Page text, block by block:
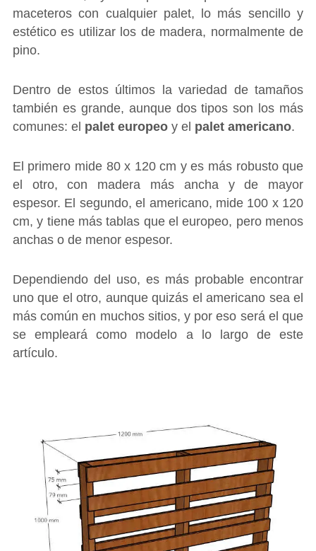
maceteros con cualquier palet, lo más sencillo y
estético es utilizar los de madera, normalmente de
pino.
Dentro de estos últimos la variedad de tamaños
también es grande, aunque dos tipos son los más
comunes: el palet europeoy el palet americano.
El primero mide 80 x 120 cm y es más robusto que
el otro, con madera más ancha y de mayor
espesor. El segundo, el americano, mide 100 x 120
cm, y tiene más tablas que el europeo, pero menos
anchas o de menor espesor.
Dependiendo del uso, es más probable encontrar
uno que el otro, aunque quizás el americano sea el
más común en muchos sitios, y por eso será el que
se empleará como modelo a lo largo de este
artículo.